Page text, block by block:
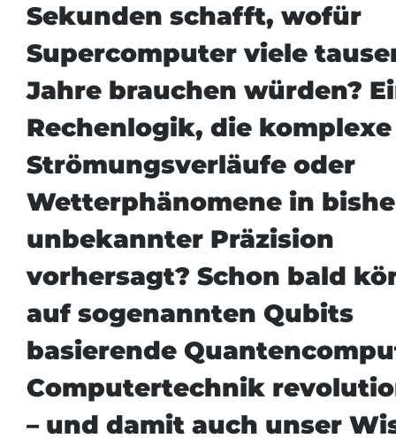
Sekunden schafft, wofür
Supercomputer viele
Jahre brauchen würden?
Rechenlogik, die komplexe
Strömungsverläufe oder
Wetterphänomene in
unbekannter Präzision
vorhersagt? Schon bald
auf sogenannten Qubits
basierende
Computertechnik
– und damit auch unser